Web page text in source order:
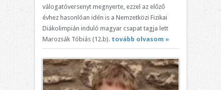
válogatóversenyt megnyerte, ezzel az előző
évhez hasonlóan idén is a Nemzetközi Fizikai
Diákolimpián induló magyar csapat tagja lett
Marozsák Tóbiás (12.b). tovább olvasom »